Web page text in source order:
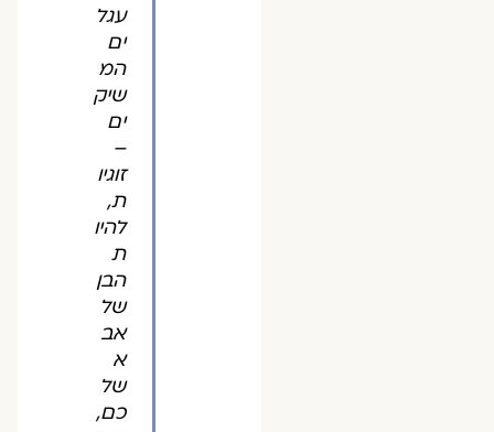
עגל
ים
המ
שיק
ים
–
זוגיו
ת,
להיו
ת
הבן
של
אב
א
של
כם,